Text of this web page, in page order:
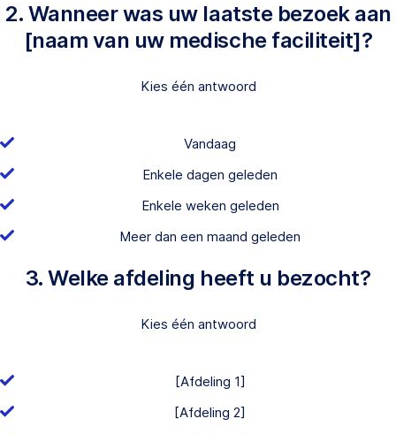
2. Wanneer was uw laatste bezoek aan
[naam van uw medische faciliteit]?
Kies één antwoord
Vandaag
Enkele dagen geleden
Enkele weken geleden
Meer dan een maand geleden
3. Welke afdeling heeft u bezocht?
Kies één antwoord
[Afdeling 1]
[Afdeling 2]